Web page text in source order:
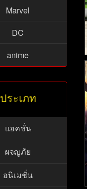
Marvel
DC
anime
ประเภท
แอคชั่น
ผจญภัย
อนิเมชั่น